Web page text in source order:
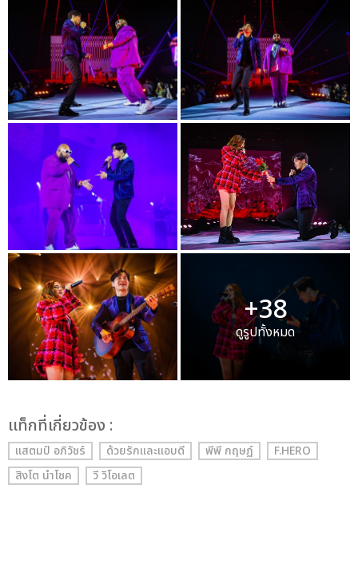
+38
ดูรูปทั้งหมด
เเท็กที่เกี่ยวข้อง :
แสตมป์ อภิวัชร์ ด้วยรักและแอบดี พีพี กฤษฏ์
F.HERO
สิงโต นำโชค
วี วิโอเลต